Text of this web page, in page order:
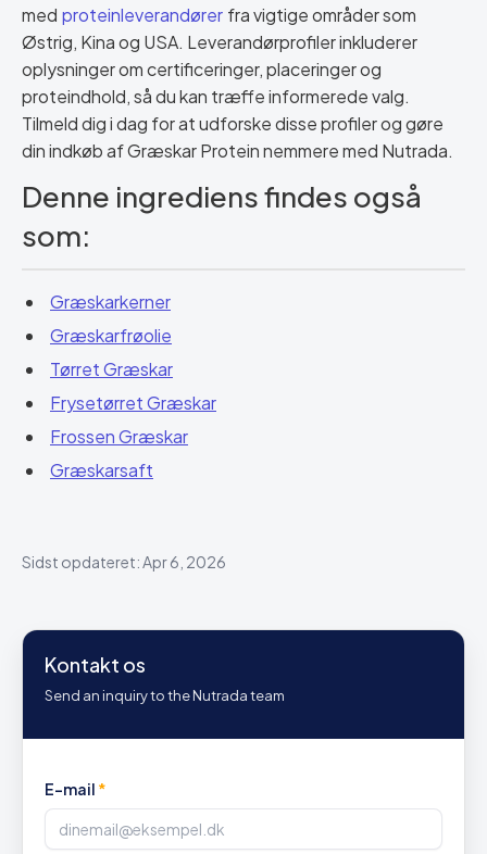
med proteinleverandører fra vigtige områder som
Østrig, Kina og USA. Leverandørprofiler inkluderer
oplysninger om certificeringer, placeringer og
proteindhold, så du kan træffe informerede valg.
Tilmeld dig i dag for at udforske disse profiler og gøre
din indkøb af Græskar Protein nemmere med Nutrada.
Denne ingrediens findes også
som:
Græskarkerner
Græskarfrøolie
Tørret Græskar
Frysetørret Græskar
Frossen Græskar
Græskarsaft
Sidst opdateret: Apr 6, 2026
Kontakt os
Send an inquiry to the Nutrada team
E-mail *